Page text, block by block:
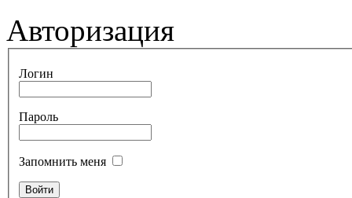
Авторизация
Логин
Пароль
Запомнить меня